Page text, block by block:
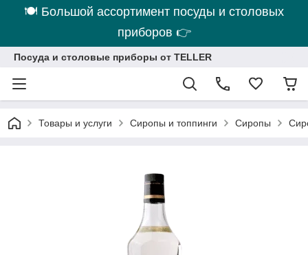
🍽 Большой ассортимент посуды и столовых
приборов 👉
Посуда и столовые приборы от TELLER
Товары и услуги Сиропы и топпинги Сиропы